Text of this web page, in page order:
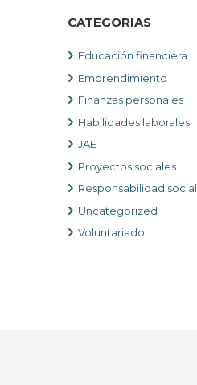
CATEGORIAS
Educación financiera
Emprendimiento
Finanzas personales
Habilidades laborales
JAE
Proyectos sociales
Responsabilidad social
Uncategorized
Voluntariado